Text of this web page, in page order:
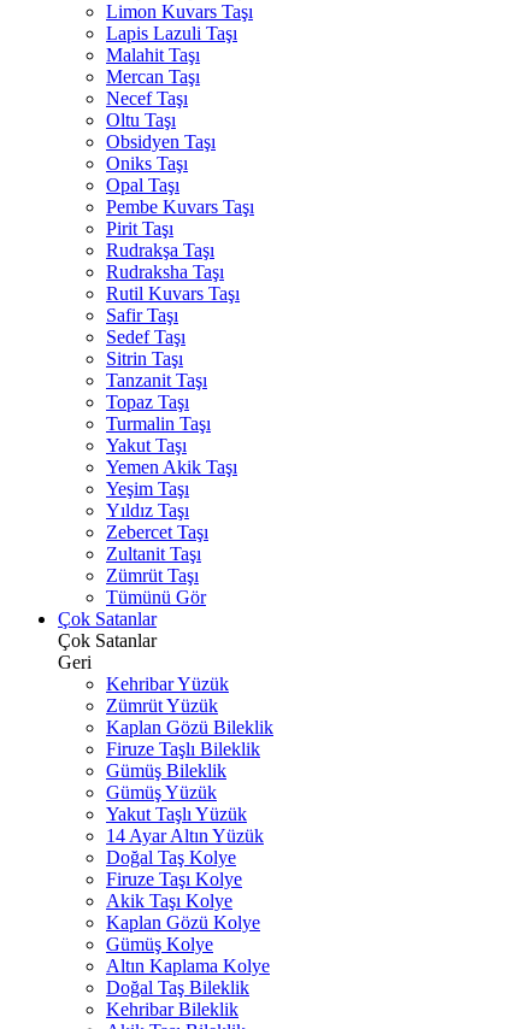
Limon Kuvars Taşı
Lapis Lazuli Taşı
Malahit Taşı
Mercan Taşı
Necef Taşı
Oltu Taşı
Obsidyen Taşı
Oniks Taşı
Opal Taşı
Pembe Kuvars Taşı
Pirit Taşı
Rudrakşa Taşı
Rudraksha Taşı
Rutil Kuvars Taşı
Safir Taşı
Sedef Taşı
Sitrin Taşı
Tanzanit Taşı
Topaz Taşı
Turmalin Taşı
Yakut Taşı
Yemen Akik Taşı
Yeşim Taşı
Yıldız Taşı
Zebercet Taşı
Zultanit Taşı
Zümrüt Taşı
Tümünü Gör
Çok Satanlar
Çok Satanlar
Geri
Kehribar Yüzük
Zümrüt Yüzük
Kaplan Gözü Bileklik
Firuze Taşlı Bileklik
Gümüş Bileklik
Gümüş Yüzük
Yakut Taşlı Yüzük
14 Ayar Altın Yüzük
Doğal Taş Kolye
Firuze Taşı Kolye
Akik Taşı Kolye
Kaplan Gözü Kolye
Gümüş Kolye
Altın Kaplama Kolye
Doğal Taş Bileklik
Kehribar Bileklik